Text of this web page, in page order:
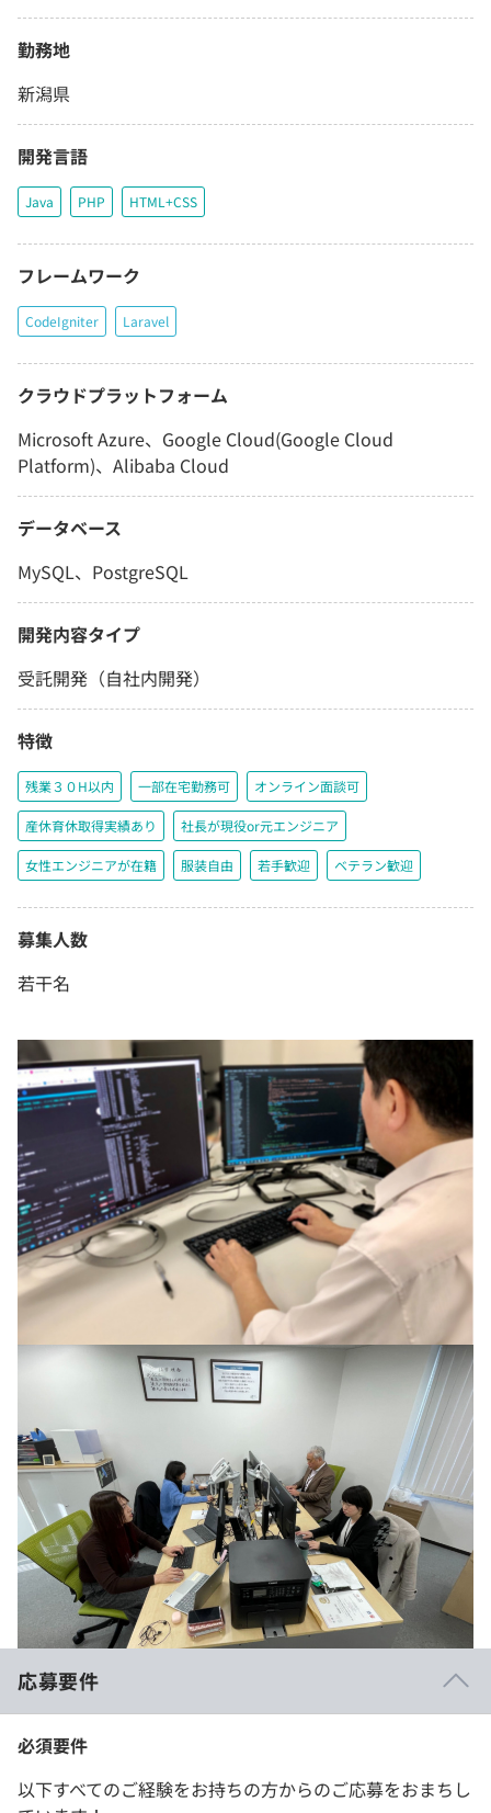
勤務地
新潟県
開発言語
Java PHP HTML+CSS
フレームワーク
CodeIgniter Laravel
クラウドプラットフォーム
Microsoft Azure、Google Cloud(Google Cloud
Platform)、Alibaba Cloud
データベース
MySQL、PostgreSQL
開発内容タイプ
受託開発（自社内開発）
特徴
残業３０H以内 一部在宅勤務可 オンライン面談可
産休育休取得実績あり 社長が現役or元エンジニア
女性エンジニアが在籍 服装自由 若手歓迎 ベテラン歓迎
募集人数
若干名
応募要件
必須要件
以下すべてのご経験をお持ちの方からのご応募をおまちし